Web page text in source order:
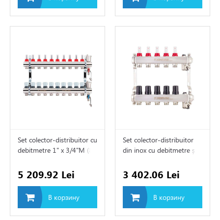
Set colector-distribuitor cu
debitmetre 1" х 3/4"M (8)
5 209.92 Lei
В корзину
Set colector-distribuitor
din inox cu debitmetre și
3/4"M (6)
3 402.06 Lei
В корзину